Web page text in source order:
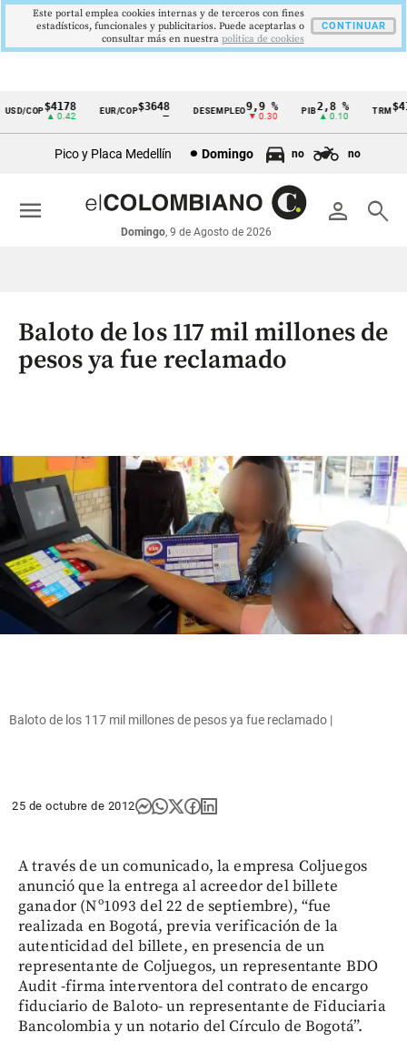
Cintillo
económicos
Colombia
COP$4178
▲ 0.42
EUR/COP$3648 DESEMPLEO 9,9 %
▼ 0.30
PIB2,8 %
▲ 0.10
TRM
Pico y Placa Medellín Domingo no no
person search
Domingo, 9 de Agosto de 2026
menu
Baloto de los 117 mil millones de
pesos ya fue reclamado
Baloto de los 117 mil millones de pesos ya fue reclamado |
25 de octubre de 2012
A través de un comunicado, la empresa Coljuegos
anunció que la entrega al acreedor del billete
ganador (Nº1093 del 22 de septiembre), “fue
realizada en Bogotá, previa verificación de la
autenticidad del billete, en presencia de un
representante de Coljuegos, un representante BDO
Audit -firma interventora del contrato de encargo
fiduciario de Baloto- un representante de Fiduciaria
Bancolombia y un notario del Círculo de Bogotá”.
Este portal emplea cookies internas y de terceros con fines
estadísticos, funcionales y publicitarios. Puede aceptarlas o
consultar más en nuestra politica de cookies
CONTINUAR